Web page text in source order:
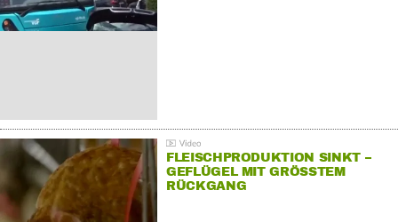
FLEISCHPRODUKTION SINKT –
GEFLÜGEL MIT GRÖSSTEM R
ÜCKGANG